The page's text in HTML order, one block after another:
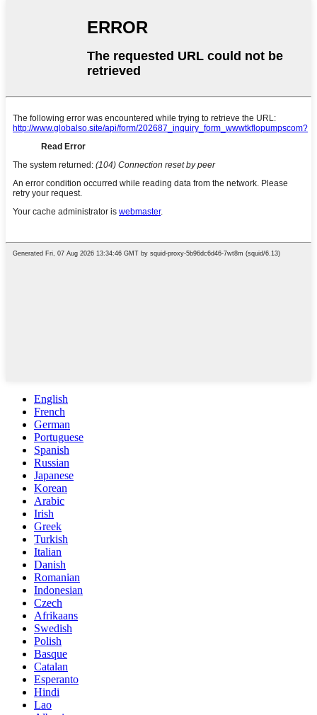
English
French
German
Portuguese
Spanish
Russian
Japanese
Korean
Arabic
Irish
Greek
Turkish
Italian
Danish
Romanian
Indonesian
Czech
Afrikaans
Swedish
Polish
Basque
Catalan
Esperanto
Hindi
Lao